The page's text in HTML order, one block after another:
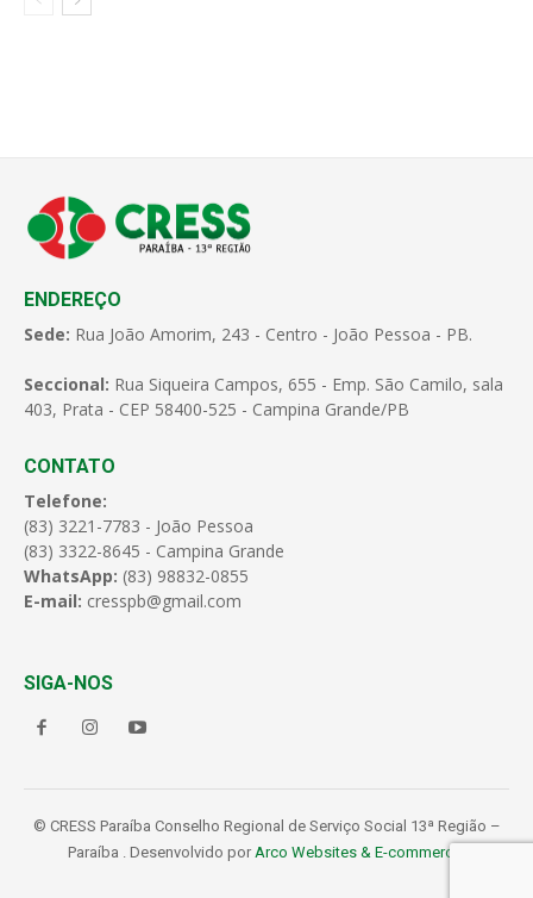
ENDEREÇO
Sede: Rua João Amorim, 243 - Centro - João Pessoa - PB.
Seccional: Rua Siqueira Campos, 655 - Emp. São Camilo, sala
403, Prata - CEP 58400-525 - Campina Grande/PB
CONTATO
Telefone:
(83) 3221-7783 - João Pessoa
(83) 3322-8645 - Campina Grande
WhatsApp: (83) 98832-0855
E-mail: cresspb@gmail.com
SIGA-NOS
© CRESS Paraíba Conselho Regional de Serviço Social 13ª Região –
Paraíba . Desenvolvido por Arco Websites & E-commerce